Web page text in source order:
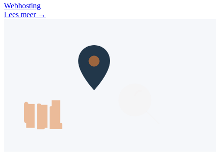
Webhosting
Lees meer →